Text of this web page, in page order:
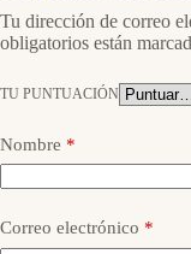
Tu dirección de correo
obligatorios están
TU PUNTUACIÓN
Nombre *
Correo electrónico *